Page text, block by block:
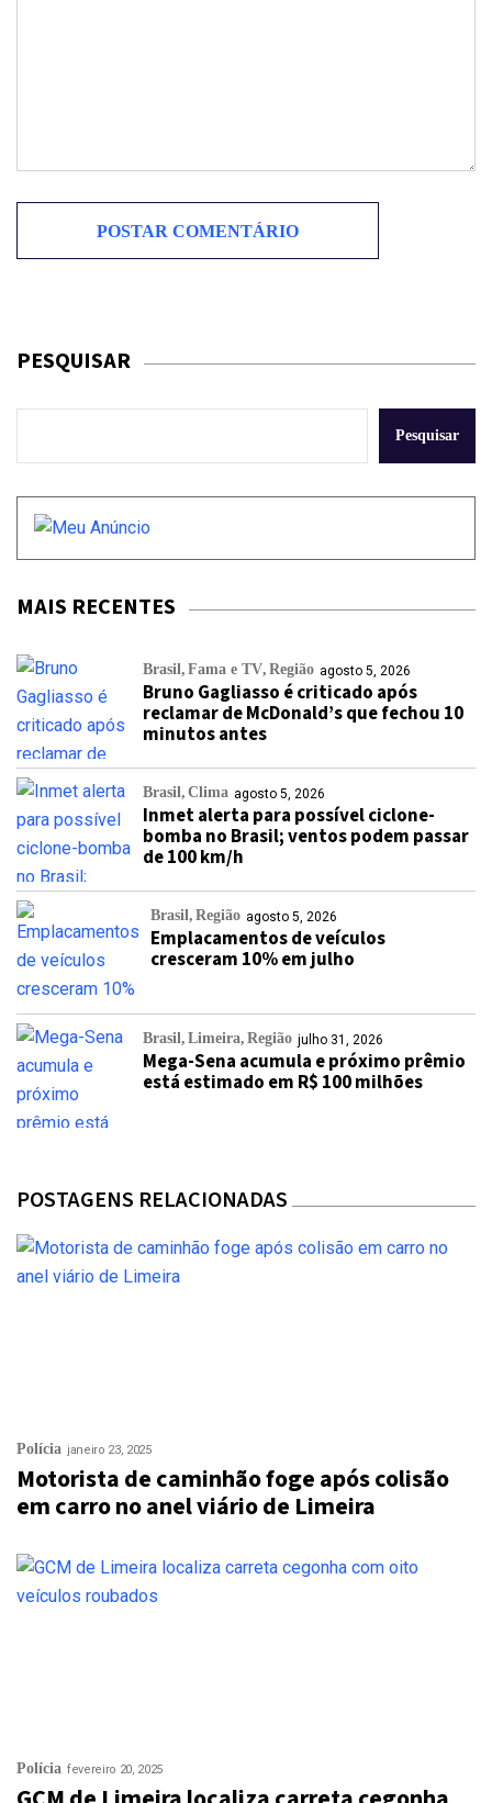
PESQUISAR
Pesquisar
MAIS RECENTES
Brasil Fama e TV Região agosto 5, 2026
Bruno Gagliasso é criticado após
reclamar de McDonald’s que fechou 10
minutos antes
Brasil Clima agosto 5, 2026
Inmet alerta para possível ciclone-
bomba no Brasil; ventos podem passar
de 100 km/h
Brasil Região agosto 5, 2026
Emplacamentos de veículos
cresceram 10% em julho
Brasil Limeira Região julho 31, 2026
Mega-Sena acumula e próximo prêmio
está estimado em R$ 100 milhões
POSTAGENS RELACIONADAS
Polícia janeiro 23, 2025
Motorista de caminhão foge após colisão
em carro no anel viário de Limeira
Polícia fevereiro 20, 2025